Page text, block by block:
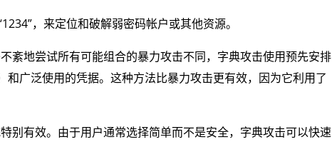
，来定位和破解弱密码帐户或其他资源。
紊地尝试所有可能组合的暴力攻击不同，字典攻击使用预先安排
广泛使用的凭据。这种方法比暴力攻击更有效，因为它利用了
别有效。由于用户通常选择简单而不是安全，字典攻击可以快速